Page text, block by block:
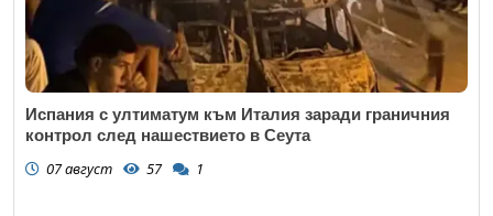
Испания с ултиматум към Италия заради граничния
контрол след нашествието в Сеута
07 август 57 1